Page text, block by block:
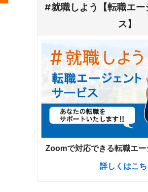
#就職しよう【転職エー
ス】
Zoomで対応できる転職エー
詳しくはこち